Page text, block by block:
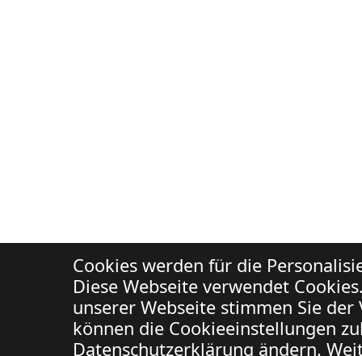
Cookies werden für die
Diese Webseite verwendet
unserer Webseite stimmen Sie
können die Cookieeinstellungen
Datenschutzerklärung ändern.